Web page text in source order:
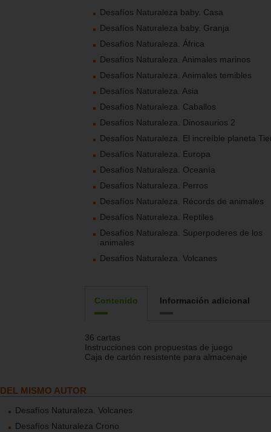
Desafíos Naturaleza baby. Casa
Desafíos Naturaleza baby. Granja
Desafíos Naturaleza. África
Desafíos Naturaleza. Animales marinos
Desafíos Naturaleza. Animales temibles
Desafíos Naturaleza. Asia
Desafíos Naturaleza. Caballos
Desafíos Naturaleza. Dinosaurios 2
Desafíos Naturaleza. El increíble planeta
Desafíos Naturaleza. Europa
Desafíos Naturaleza. Oceanía
Desafíos Naturaleza. Perros
Desafíos Naturaleza. Récords de animales
Desafíos Naturaleza. Reptiles
Desafíos Naturaleza. Superpoderes de los
animales
Desafíos Naturaleza. Volcanes
Contenido Información adicional
36 cartas
Instrucciones con propuestas de juego
Caja de cartón resistente para almacenaje
DEL MISMO AUTOR
Desafíos Naturaleza. Volcanes
Desafíos Naturaleza Crono